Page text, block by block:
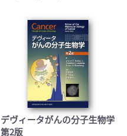
デヴィータがんの分子生物学
第2版